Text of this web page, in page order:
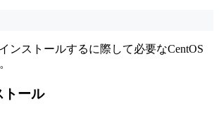
ンストールするに際して必要なCentOS
トール